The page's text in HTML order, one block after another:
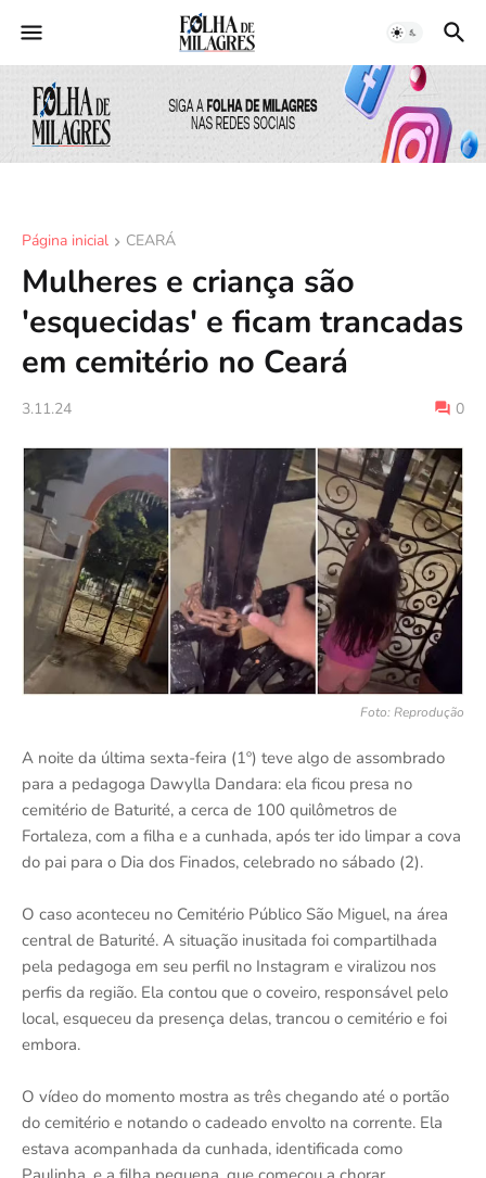
Página inicial CEARÁ
Mulheres e criança são
'esquecidas' e ficam trancadas
em cemitério no Ceará
3.11.24 0
Foto: Reprodução
A noite da última sexta-feira (1º) teve algo de assombrado
para a pedagoga Dawylla Dandara: ela ficou presa no
cemitério de Baturité, a cerca de 100 quilômetros de
Fortaleza, com a filha e a cunhada, após ter ido limpar a cova
do pai para o Dia dos Finados, celebrado no sábado (2).
O caso aconteceu no Cemitério Público São Miguel, na área
central de Baturité. A situação inusitada foi compartilhada
pela pedagoga em seu perfil no Instagram e viralizou nos
perfis da região. Ela contou que o coveiro, responsável pelo
local, esqueceu da presença delas, trancou o cemitério e foi
embora.
O vídeo do momento mostra as três chegando até o portão
do cemitério e notando o cadeado envolto na corrente. Ela
estava acompanhada da cunhada, identificada como